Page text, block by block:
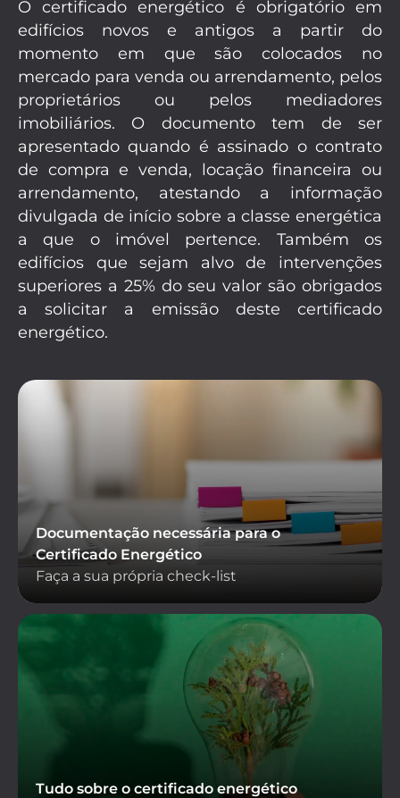
O certificado energético é obrigatório em
edifícios novos e antigos a partir do
momento em que são colocados no
mercado para venda ou arrendamento, pelos
proprietários ou pelos mediadores
imobiliários. O documento tem de ser
apresentado quando é assinado o contrato
de compra e venda, locação financeira ou
arrendamento, atestando a informação
divulgada de início sobre a classe energética
a que o imóvel pertence. Também os
edifícios que sejam alvo de intervenções
superiores a 25% do seu valor são obrigados
a solicitar a emissão deste certificado
energético.
Documentação necessária para o
Certificado Energético
Faça a sua própria check-list
Tudo sobre o certificado energético